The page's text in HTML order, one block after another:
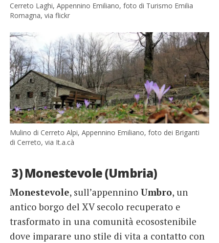
Cerreto Laghi, Appennino Emiliano, foto di Turismo Emilia
Romagna, via flickr
Mulino di Cerreto Alpi, Appennino Emiliano, foto dei Briganti
di Cerreto, via It.a.cà
3) Monestevole (Umbria)
Monestevole, sull’appennino Umbro, un
antico borgo del XV secolo recuperato e
trasformato in una comunità ecosostenibile
dove imparare uno stile di vita a contatto con